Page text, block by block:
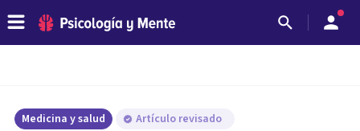
Medicina y salud Artículo revisado